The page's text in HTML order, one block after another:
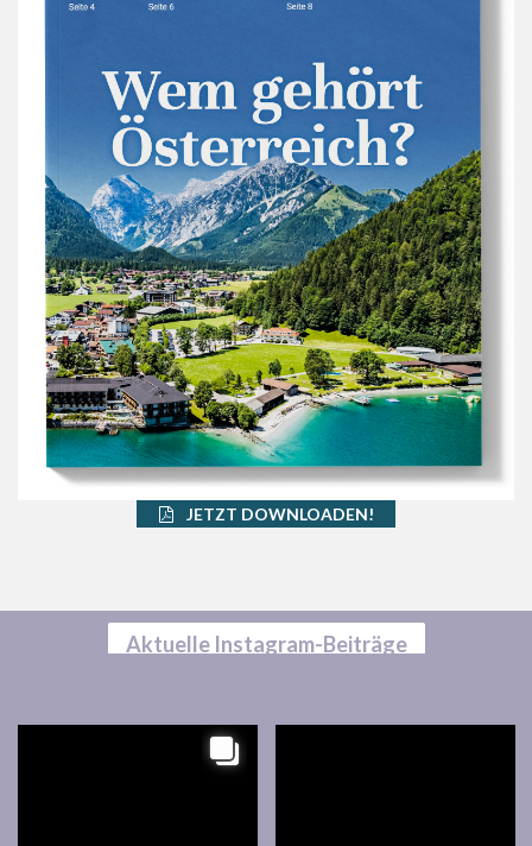
JETZT DOWNLOADEN!
Aktuelle Instagram-Beiträge